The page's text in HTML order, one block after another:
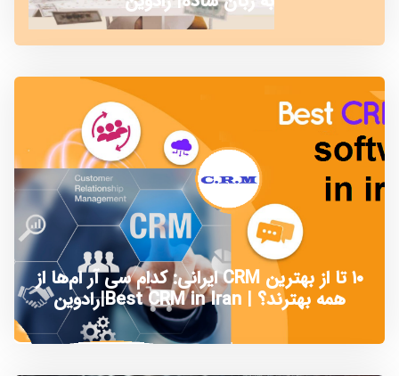
۱۰ تا از بهترین CRM ایرانی: کدام سی آر ام‌ها از
همه بهترند؟ | Best CRM in Iran|رادوین